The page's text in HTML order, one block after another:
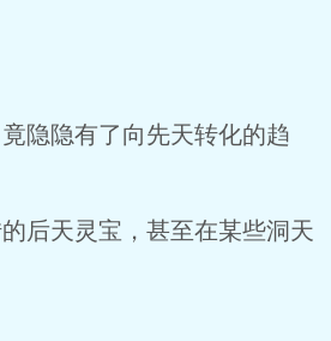
隐隐有了向先天转化的趋
后天灵宝，甚至在某些洞天